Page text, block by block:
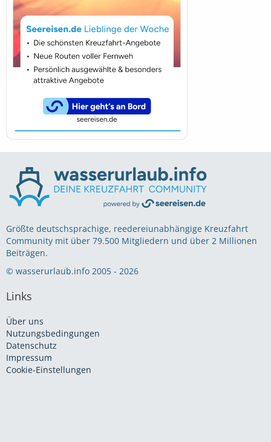
Größte deutschsprachige, reedereiunabhängige Kreuzfahrt
Community mit über 79.500 Mitgliedern und über 2 Millionen
Beiträgen.
© wasserurlaub.info 2005 - 2026
Links
Über uns
Nutzungsbedingungen
Datenschutz
Impressum
Cookie-Einstellungen